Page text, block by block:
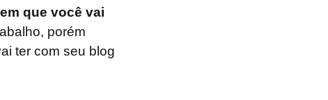
que você vai
porém
ter com seu blog